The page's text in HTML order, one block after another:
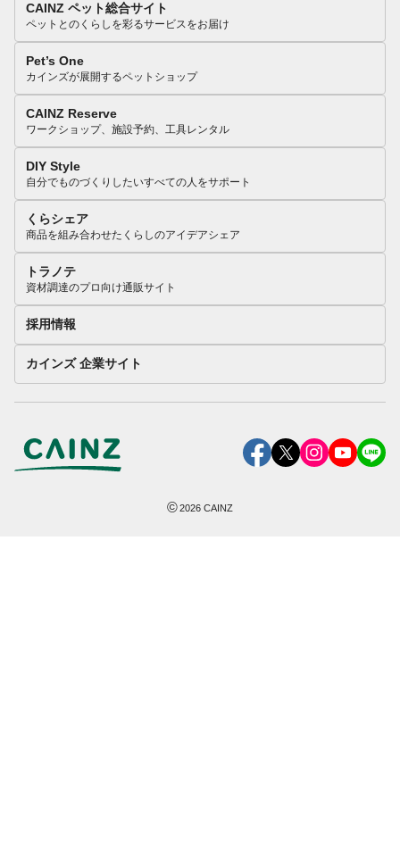
CAINZ ペット総合サイト
ペットとのくらしを彩るサービスをお届け
Pet’s One
カインズが展開するペットショップ
CAINZ Reserve
ワークショップ、施設予約、工具レンタル
DIY Style
自分でものづくりしたいすべての人をサポート
くらシェア
商品を組み合わせたくらしのアイデアシェア
トラノテ
資材調達のプロ向け通販サイト
採用情報
カインズ 企業サイト
©2026 CAINZ